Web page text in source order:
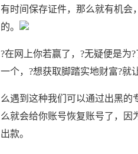
有时间保存证件，那么就有机会
的。
?在网上你若赢了，?无疑便是为
一个，?想获取脚踏实地财富?就
么遇到这种我们可以通过出黑的
么就会给你账号恢复账号了，因
出款。